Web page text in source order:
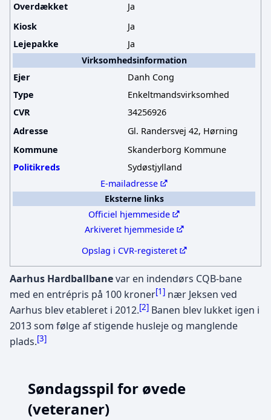
Overdækket
Ja
Kiosk
Ja
Lejepakke
Ja
Virksomhedsinformation
Ejer
Danh Cong
Type
Enkeltmandsvirksomhed
CVR
34256926
Adresse
Gl. Randersvej 42, Hørning
Kommune
Skanderborg Kommune
Politikreds
Sydøstjylland
E-mailadresse
Eksterne links
Officiel hjemmeside
Arkiveret hjemmeside
Opslag i CVR-registeret
Aarhus Hardballbanevar en indendørs CQB-bane
med en entrépris på 100 kroner[1] nær Jeksen ved
Aarhus blev etableret i 2012.[2] Banen blev lukket igen i
2013 som følge af stigende husleje og manglende
plads.[3]
Søndagsspil for øvede
(veteraner)